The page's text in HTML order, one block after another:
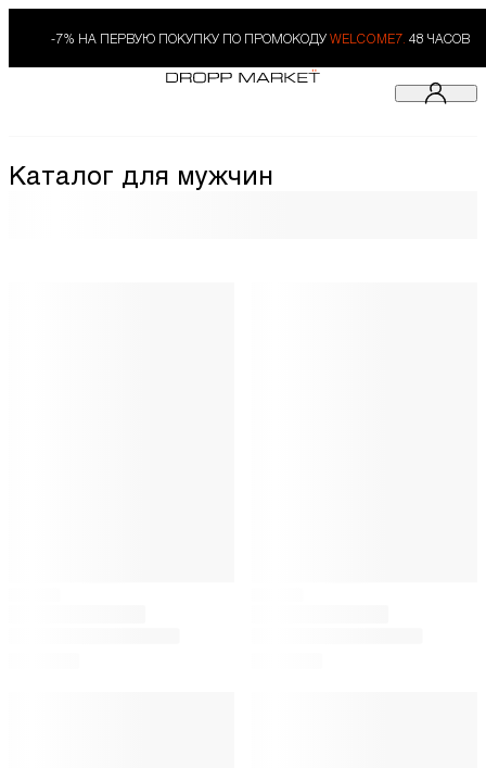
-7% НА ПЕРВУЮ ПОКУПКУ ПО ПРОМОКОДУ WELCOME7. 48 ЧАСОВ
Каталог для мужчин